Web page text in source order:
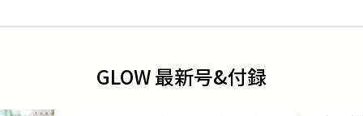
GLOW 最新号&付録